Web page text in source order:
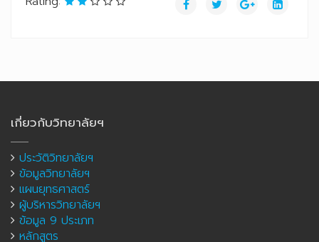
เกี่ยวกับวิทยาลัยฯ
ประวัติวิทยาลัยฯ
ข้อมูลวิทยาลัยฯ
แผนยุทธศาสตร์
ผู้บริหารวิทยาลัยฯ
ข้อมูล 9 ประเภท
หลักสูตร